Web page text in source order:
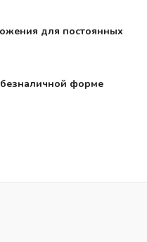
для постоянных
форме